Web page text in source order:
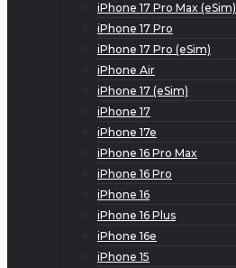
iPhone 17 Pro Max (eSim)
iPhone 17 Pro
iPhone 17 Pro (eSim)
iPhone Air
iPhone 17 (eSim)
iPhone 17
iPhone 17e
iPhone 16 Pro Max
iPhone 16 Pro
iPhone 16
iPhone 16 Plus
iPhone 16e
iPhone 15